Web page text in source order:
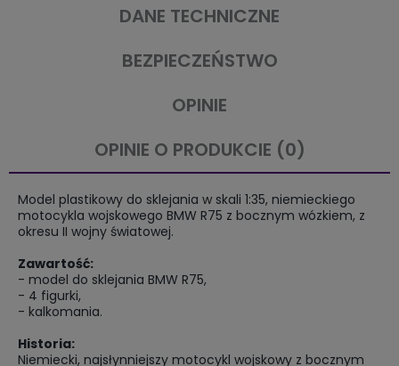
DANE TECHNICZNE
BEZPIECZEŃSTWO
OPINIE
OPINIE O PRODUKCIE (0)
Model plastikowy do sklejania w skali 1:35, niemieckiego
motocykla wojskowego BMW R75 z bocznym wózkiem, z
okresu II wojny światowej.
Zawartość:
- model do sklejania BMW R75,
- 4 figurki,
- kalkomania.
Historia:
Niemiecki, najsłynniejszy motocykl wojskowy z bocznym